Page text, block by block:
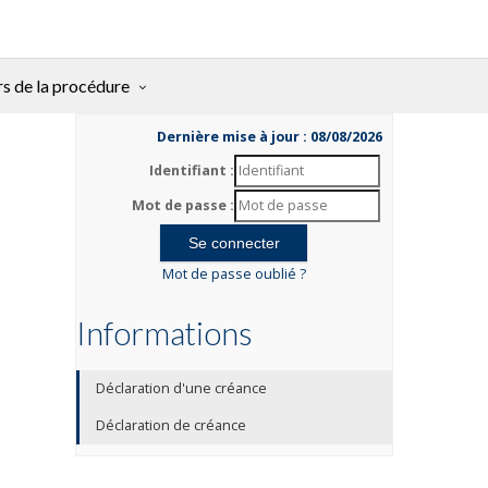
de la procédure
Dernière mise à jour : 08/08/2026
Identifiant :
Mot de passe :
Mot de passe oublié ?
Informations
Déclaration d'une créance
Déclaration de créance